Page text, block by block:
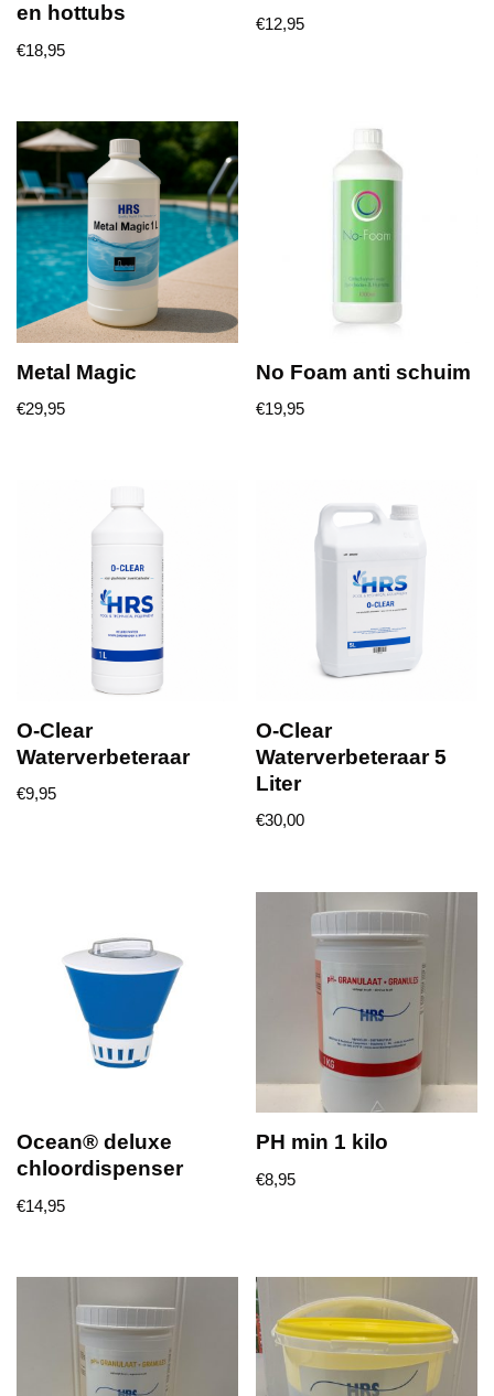
en hottubs
€18,95
€12,95
Metal Magic
€29,95
No Foam anti schuim
€19,95
O-Clear
Waterverbeteraar
€9,95
O-Clear
Waterverbeteraar 5
Liter
€30,00
Ocean® deluxe
chloordispenser
€14,95
PH min 1 kilo
€8,95